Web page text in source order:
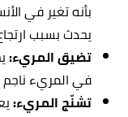
بأنه تغير في
يحدث بسبب
تضيق المريء:
في المريء ناجم
تشنّج المريء: